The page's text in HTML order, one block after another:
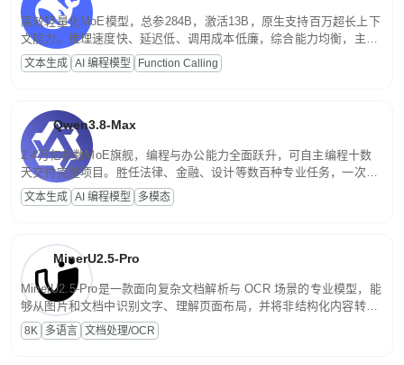
高效轻量化MoE模型，总参284B，激活13B，原生支持百万超长上下
文能力。推理速度快、延迟低、调用成本低廉，综合能力均衡，主打
高并发、轻量化任务，适合日常对话、内容创作、基础 RAG、批量
文案处理等普惠刚需场景。
文本生成 AI 编程模型 Function Calling
Qwen3.8-Max
2.4万亿参数MoE旗舰，编程与办公能力全面跃升，可自主编程十数
天交付完整项目。胜任法律、金融、设计等数百种专业任务，一次对
话端到端交付生产级成果。原生视觉理解贯穿规划、执行与验证全流
程，支持超长文档与长视频的深度语义解析。长程任务中自主规划与
文本生成 AI 编程模型 多模态
MinerU2.5-Pro
MinerU2.5-Pro是一款面向复杂文档解析与 OCR 场景的专业模型，能
够从图片和文档中识别文字、理解页面布局，并将非结构化内容转换
为便于存储、检索和二次处理的结构化结果。
8K 多语言 文档处理/OCR